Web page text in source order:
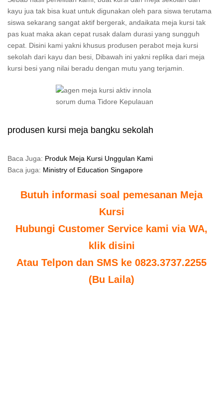
kayu jua tak bisa kuat untuk digunakan oleh para siswa terutama
siswa sekarang sangat aktif bergerak, andaikata meja kursi tak
pas kuat maka akan cepat rusak dalam durasi yang sungguh
cepat. Disini kami yakni khusus produsen perabot meja kursi
sekolah dari kayu dan besi, Dibawah ini yakni replika dari meja
kursi besi yang nilai beradu dengan mutu yang terjamin.
produsen kursi meja bangku sekolah
Baca Juga: Produk Meja Kursi Unggulan Kami
Baca juga: Ministry of Education Singapore
Butuh informasi soal pemesanan Meja
Kursi
Hubungi Customer Service kami via WA,
klik disini
Atau Telpon dan SMS ke 0823.3737.2255
(Bu Laila)